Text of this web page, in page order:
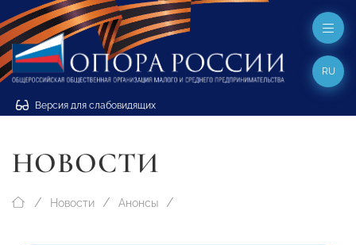
Версия для слабовидящих
RU
НОВОСТИ
Новости Анонсы